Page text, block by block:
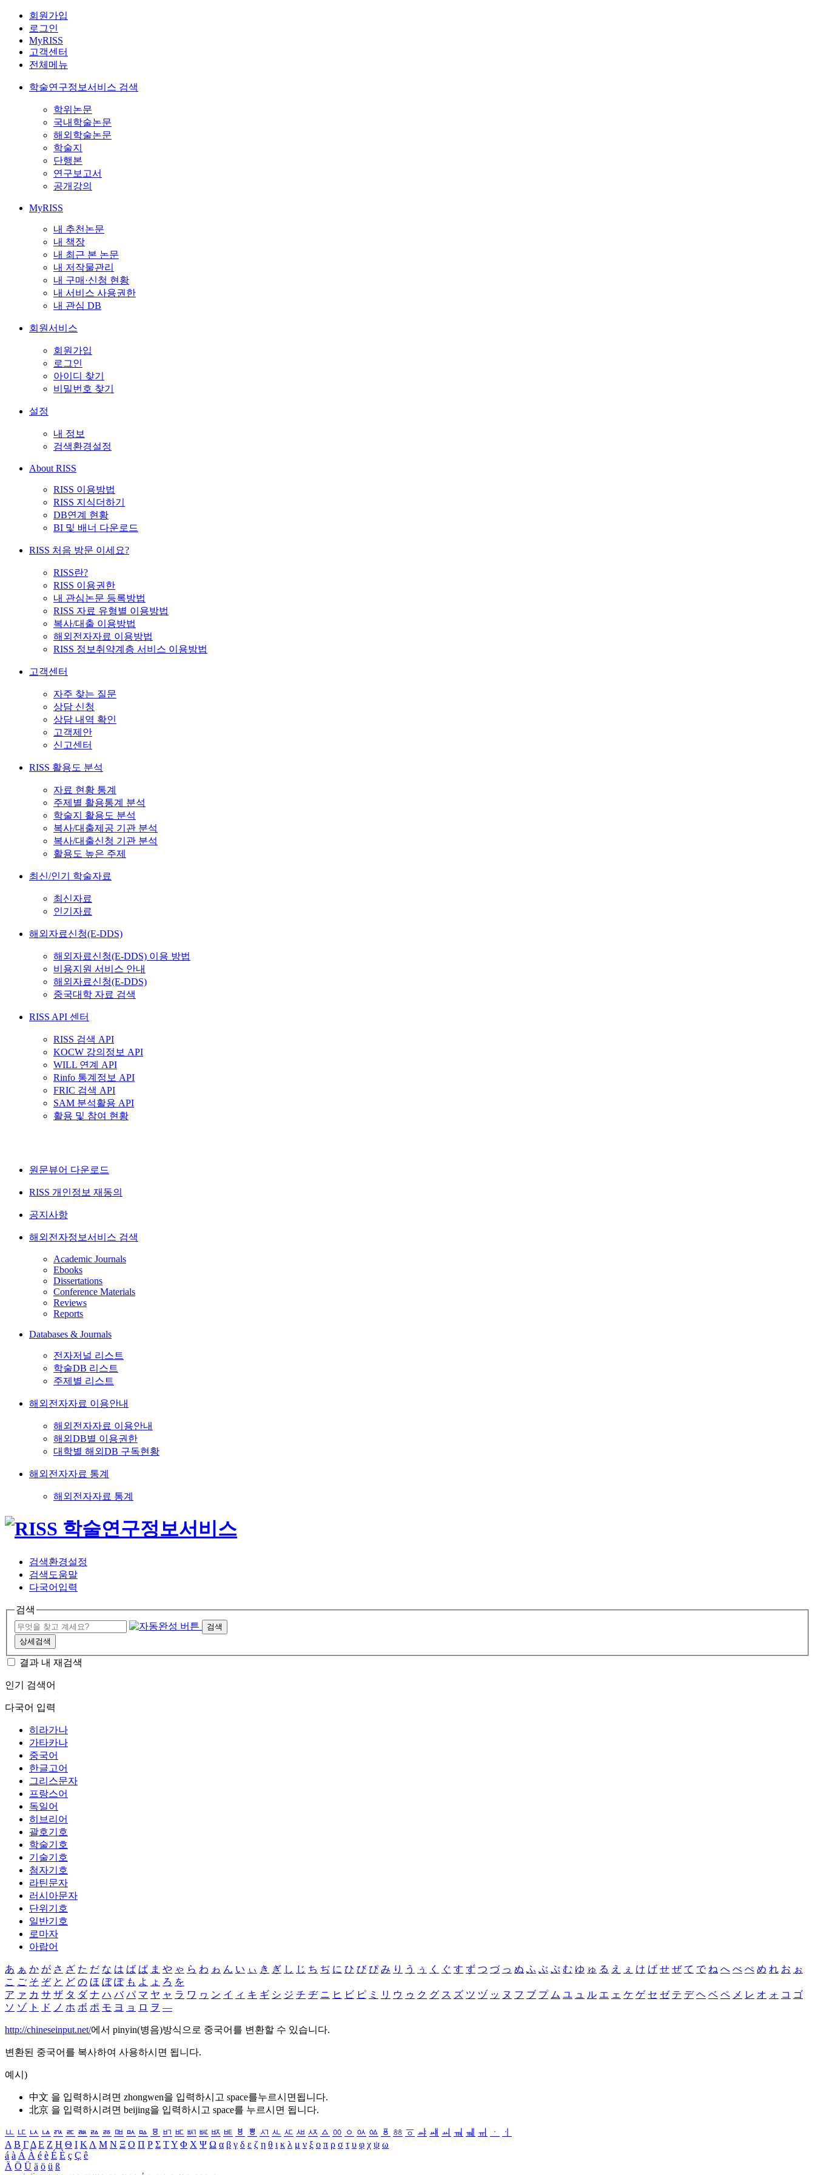
회원가입
로그인
MyRISS
고객센터
전체메뉴
학술연구정보서비스 검색
학위논문
국내학술논문
해외학술논문
학술지
단행본
연구보고서
공개강의
MyRISS
내 추천논문
내 책장
내 최근 본 논문
내 저작물관리
내 구매·신청 현황
내 서비스 사용권한
내 관심 DB
회원서비스
회원가입
로그인
아이디 찾기
비밀번호 찾기
설정
내 정보
검색환경설정
About RISS
RISS 이용방법
RISS 지식더하기
DB연계 현황
BI 및 배너 다운로드
RISS 처음 방문 이세요?
RISS란?
RISS 이용권한
내 관심논문 등록방법
RISS 자료 유형별 이용방법
복사/대출 이용방법
해외전자자료 이용방법
RISS 정보취약계층 서비스 이용방법
고객센터
자주 찾는 질문
상담 신청
상담 내역 확인
고객제안
신고센터
RISS 활용도 분석
자료 현황 통계
주제별 활용통계 분석
학술지 활용도 분석
복사/대출제공 기관 분석
복사/대출신청 기관 분석
활용도 높은 주제
최신/인기 학술자료
최신자료
인기자료
해외자료신청(E-DDS)
해외자료신청(E-DDS) 이용 방법
비용지원 서비스 안내
해외자료신청(E-DDS)
중국대학 자료 검색
RISS API 센터
RISS 검색 API
KOCW 강의정보 API
WILL 연계 API
Rinfo 통계정보 API
FRIC 검색 API
SAM 분석활용 API
활용 및 참여 현황
원문뷰어 다운로드
RISS 개인정보 재동의
공지사항
해외전자정보서비스 검색
Academic Journals
Ebooks
Dissertations
Conference Materials
Reviews
Reports
Databases & Journals
전자저널 리스트
학술DB 리스트
주제별 리스트
해외전자자료 이용안내
해외전자자료 이용안내
해외DB별 이용권한
대학별 해외DB 구독현황
해외전자자료 통계
해외전자자료 통계
검색환경설정
검색도움말
다국어입력
검색
검색
상세검색
결과 내 재검색
인기 검색어
다국어 입력
히라가나
가타카나
중국어
한글고어
그리스문자
프랑스어
독일어
히브리어
괄호기호
학술기호
기술기호
첨자기호
라틴문자
러시아문자
단위기호
일반기호
로마자
아랍어
あ ぁ か が さ ざ た だ な は ば ぱ ま や ゃ ら わ ゎ ん い ぃ き ぎ し じ ち ぢ に ひ び ぴ み り う ぅ く ぐ す ず つ づ っ ぬ ふ ぶ ぷ む ゆ ゅ る え ぇ け げ せ ぜ て で ね へ べ ぺ め れ お ぉ
こ ご そ ぞ と ど の ほ ぼ ぽ も よ ょ ろ を
ア ァ カ サ ザ タ ダ ナ ハ バ パ マ ヤ ャ ラ ワ ヮ ン イ ィ キ ギ シ ジ チ ヂ ニ ヒ ビ ピ ミ リ ウ ゥ ク グ ス ズ ツ ヅ ッ ヌ フ ブ プ ム ユ ュ ル エ ェ ケ ゲ セ ゼ テ デ ヘ ベ ペ メ レ オ ォ コ ゴ
ソ ゾ ト ド ノ ホ ボ ポ モ ヨ ョ ロ ヲ ―
http://chineseinput.net/에서 pinyin(병음)방식으로 중국어를 변환할 수 있습니다.
변환된 중국어를 복사하여 사용하시면 됩니다.
예시)
中文 을 입력하시려면 zhongwen을 입력하시고 space를누르시면됩니다.
北京 을 입력하시려면 beijing을 입력하시고 space를 누르시면 됩니다.
ㅥ ㅦ ㅧ ㅨ ㅩ ㅪ ㅫ ㅬ ㅭ ㅮ ㅯ ㅰ ㅱ ㅲ ㅳ ㅴ ㅵ ㅶ ㅷ ㅸ ㅹ ㅺ ㅻ ㅼ ㅽ ㅾ ㅿ ㆀ ㆁ ㆂ ㆃ ㆄ ㆅ ㆆ ㆇ ㆈ ㆉ ㆊ ㆋ ㆌ ㆍ
ㆎ
Α Β ΓΔ Ε Ζ Η Θ Ι ΚΛ Μ Ν Ξ Ο Π Ρ Σ ΤΥ Φ Χ Ψ Ω α β γ δ ε ζ η θ ι κ λ μ ν ξ ο π ρ σ τ υ φ χ ψ ω
á à Á À é è É È ç Ç ê
Ä Ö Ü ä ö ü ß